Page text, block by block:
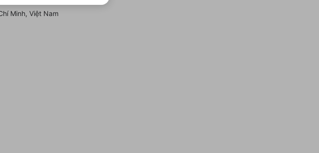
Minh, Việt Nam
作成
ーポリシー・外部サービ
意頂いた上で、次にお進み
成
ーポリシー・外部サービ
意頂いた上で、次にお進み
事項